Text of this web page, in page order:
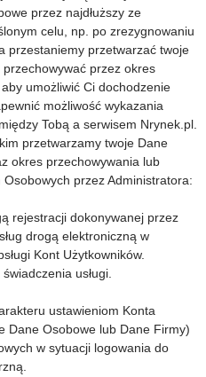
przez najdłuższy ze
celu, np. po zrezygnowaniu
przestaniemy przetwarzać twoje
przez okres
umożliwić Ci dochodzenie
możliwość wykazania
Tobą a serwisem Nrynek.pl.
przetwarzamy twoje Dane
okres przechowywania lub
przez Administratora:
rejestracji dokonywanej przez
drogą elektroniczną w
Kont Użytkowników.
usługi.
ustawieniom Konta
Dane Osobowe lub Dane Firmy)
w sytuacji logowania do